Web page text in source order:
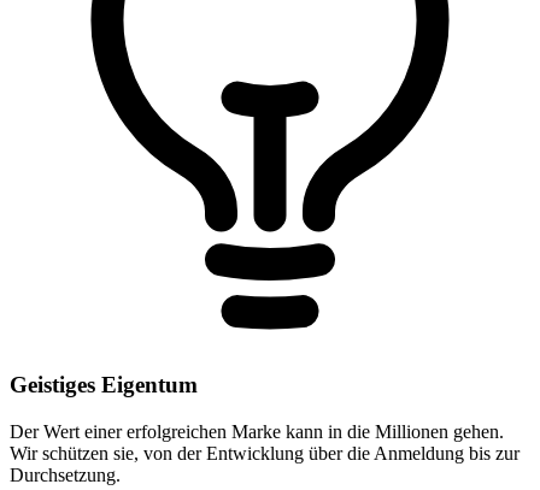
Geistiges Eigentum
Der Wert einer erfolgreichen Marke kann in die Millionen gehen.
Wir schützen sie, von der Entwicklung über die Anmeldung bis zur
Durchsetzung.